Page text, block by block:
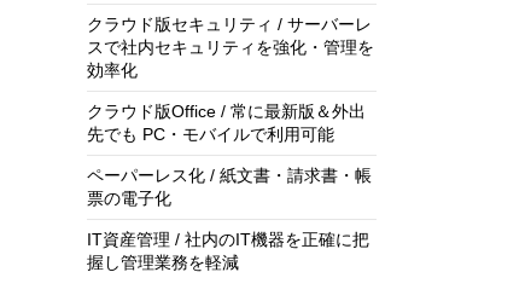
クラウド版セキュリティ / サーバーレ
スで社内セキュリティを強化・管理を
効率化
クラウド版Office / 常に最新版＆外出
先でも PC・モバイルで利用可能
ペーパーレス化 / 紙文書・請求書・帳
票の電子化
IT資産管理 / 社内のIT機器を正確に把
握し管理業務を軽減